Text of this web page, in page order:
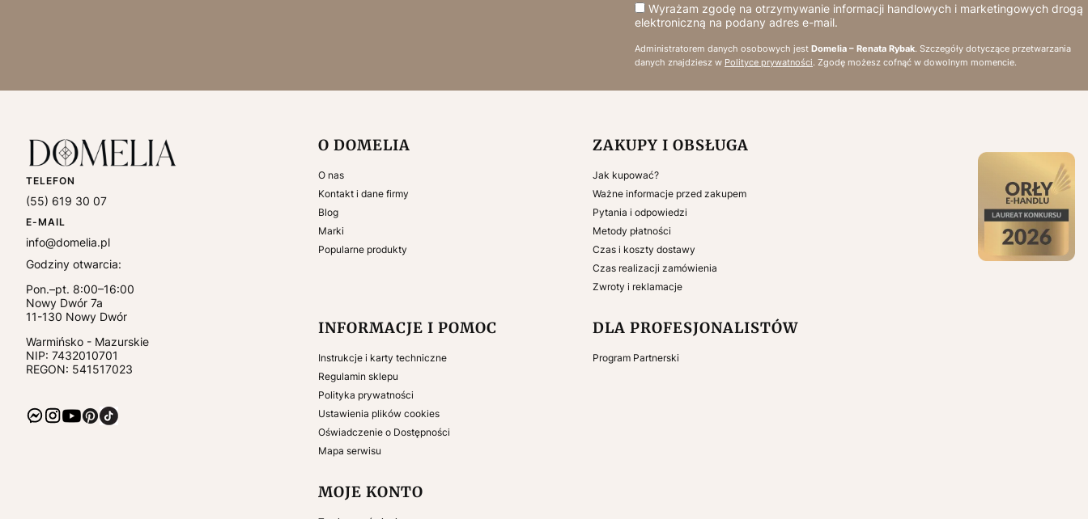
Wyrażam zgodę na otrzymywanie informacji handlowych i marketingowych drogą
elektroniczną na podany adres e-mail.
Administratorem danych osobowych jest Domelia – Renata Rybak. Szczegóły dotyczące przetwarzania
danych znajdziesz w Polityce prywatności. Zgodę możesz cofnąć w dowolnym momencie.
TELEFON
(55) 619 30 07
E-MAIL
info@domelia.pl
Godziny otwarcia:
Pon.–pt. 8:00–16:00
Nowy Dwór 7a
11-130 Nowy Dwór
Warmińsko - Mazurskie
NIP: 7432010701
REGON: 541517023
Linki w stopce
O DOMELIA
O nas
Kontakt i dane firmy
Blog
Marki
Popularne produkty
ZAKUPY I OBSŁUGA
Jak kupować?
Ważne informacje przed zakupem
Pytania i odpowiedzi
Metody płatności
Czas i koszty dostawy
Czas realizacji zamówienia
Zwroty i reklamacje
INFORMACJE I POMOC
Instrukcje i karty techniczne
Regulamin sklepu
Polityka prywatności
Ustawienia plików cookies
Oświadczenie o Dostępności
Mapa serwisu
DLA PROFESJONALISTÓW
Program Partnerski
MOJE KONTO